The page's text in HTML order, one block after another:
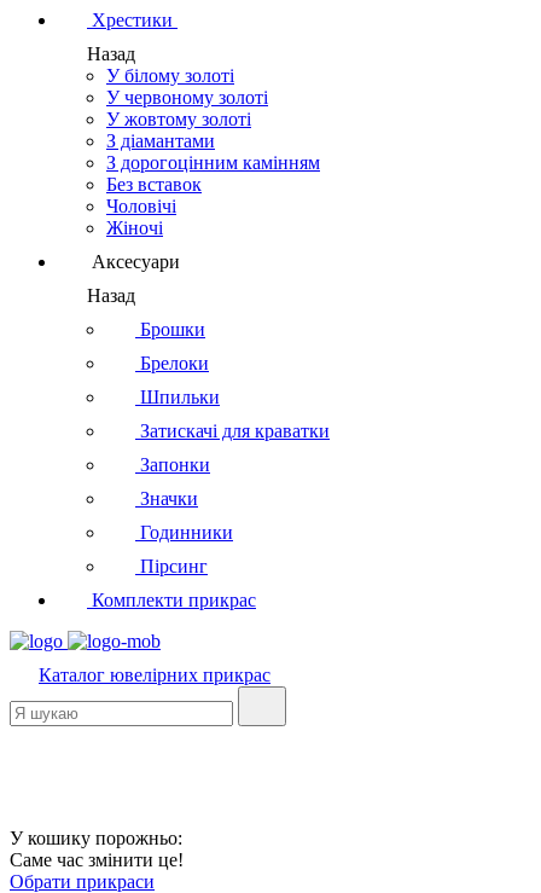
Хрестики
Назад
У білому золоті
У червоному золоті
У жовтому золоті
З діамантами
З дорогоцінним камінням
Без вставок
Чоловічі
Жіночі
Аксесуари
Назад
Брошки
Брелоки
Шпильки
Затискачі для краватки
Запонки
Значки
Годинники
Пірсинг
Комплекти прикрас
Каталог ювелірних прикрас
У кошику порожньо:
Саме час змінити це!
Обрати прикраси